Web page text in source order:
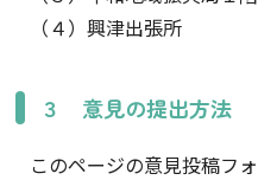
（４）興津出張所
３ 意見の提出方法
このページの意見投稿フ